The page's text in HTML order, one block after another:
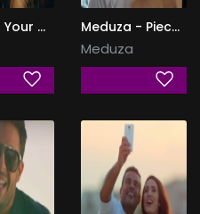
Piece Of Your Heart (Live at Universal Music Studios, London) Meduza - Piece Of Your Heart (Official)
Meduza